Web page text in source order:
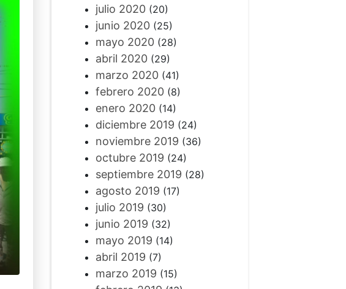
julio 2020(20)
junio 2020(25)
mayo 2020(28)
abril 2020(29)
marzo 2020(41)
febrero 2020(8)
enero 2020(14)
diciembre 2019 (24)
noviembre 2019 (36)
octubre 2019 (24)
septiembre 2019 (28)
agosto 2019 (17)
julio 2019 (30)
junio 2019 (32)
mayo 2019 (14)
abril 2019 (7)
marzo 2019 (15)